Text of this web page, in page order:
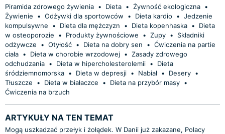
Piramida zdrowego żywienia • Dieta • Żywność ekologiczna •
Żywienie
• Odżywki dla sportowców • Dieta kardio • Jedzenie
kompulsywne
• Dieta dla mężczyzn • Dieta kopenhaska •
Dieta
w osteoporozie
• Produkty żywnościowe • Zupy •
Składniki
odżywcze
• Otyłość • Dieta na dobry sen • Ćwiczenia na partie
ciała • Dieta w chorobie wrzodowej • Zasady zdrowego
odchudzania • Dieta w hipercholesterolemii •
Dieta
śródziemnomorska • Dieta w depresji • Nabiał • Desery •
Tłuszcze
• Dieta w białaczce • Dieta na przybór masy •
Ćwiczenia na brzuch
ARTYKUŁY NA TEN TEMAT
Mogą uszkadzać przełyk i żołądek. W Danii już zakazane, Polacy